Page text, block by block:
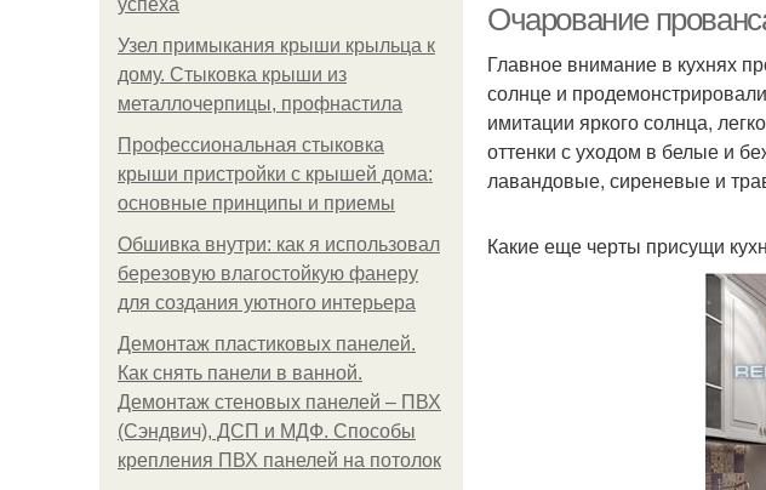
успеха
Узел примыкания крыши крыльца к
дому. Стыковка крыши из
металлочерпицы, профнастила
Профессиональная стыковка
крыши пристройки с крышей дома:
основные принципы и приемы
Обшивка внутри: как я использовал
березовую влагостойкую фанеру
для создания уютного интерьера
Демонтаж пластиковых панелей.
Как снять панели в ванной.
Демонтаж стеновых панелей – ПВХ
(Сэндвич), ДСП и МДФ. Способы
крепления ПВХ панелей на потолок
Очарование
Главное внимание в кухнях
солнце и
имитации яркого солнца,
оттенки с уходом в белые и
лавандовые, сиреневые и
Какие еще черты присущи